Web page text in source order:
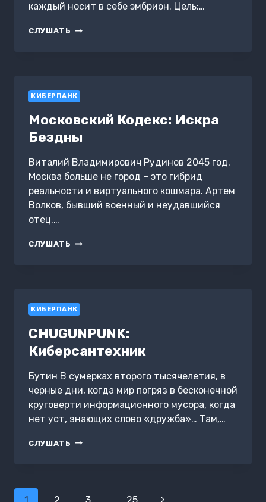
каждый носит в себе эмбрион. Цель:…
СЛУШАТЬ ДАМП
КИБЕРПАНК
Московский Кодекс: Искра
Бездны
Виталий Владимирович Рудинов 2045 год.
Москва больше не город – это гибрид
реальности и виртуального кошмара. Артем
Волков, бывший военный и неудавшийся
отец,…
СЛУШАТЬ МОСКОВСКИЙ
КИБЕРПАНК
CHUGUNPUNK:
Киберсантехник
Бутин В сумерках второго тысячелетия, в
черные дни, когда мир погряз в бесконечной
круговерти информационного мусора, когда
нет уст, знающих слово «дружба»… Там,…
СЛУШАТЬ CHUGUNPUNK:
Навигация
1 2 3 25 Следующая